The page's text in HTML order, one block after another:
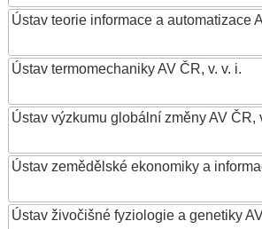
Ústav teorie informace a automatizace
Ústav termomechaniky AV ČR, v. v. i.
Ústav výzkumu globální změny AV ČR,
Ústav zemědělské ekonomiky a
Ústav živočišné fyziologie a genetiky